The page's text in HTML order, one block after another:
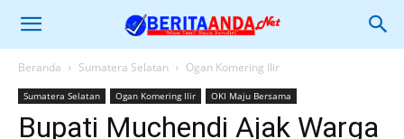
Beranda Sumatera Selatan Ogan Komering Ilir
Sumatera Selatan Ogan Komering Ilir OKI Maju Bersama
Bupati Muchendi Ajak Warga